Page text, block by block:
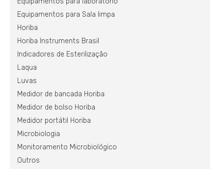
Equipamentos para Sala limpa
Horiba
Horiba Instruments Brasil
Indicadores de Esterilização
Laqua
Luvas
Medidor de bancada Horiba
Medidor de bolso Horiba
Medidor portátil Horiba
Microbiologia
Monitoramento Microbiológico
Outros